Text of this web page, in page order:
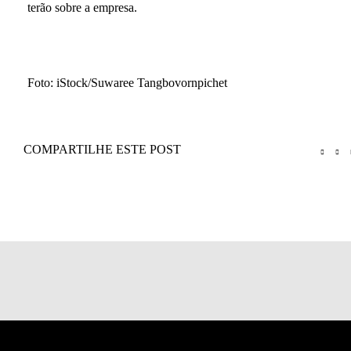
terão sobre a empresa.
Foto: iStock/Suwaree Tangbovornpichet
COMPARTILHE ESTE POST